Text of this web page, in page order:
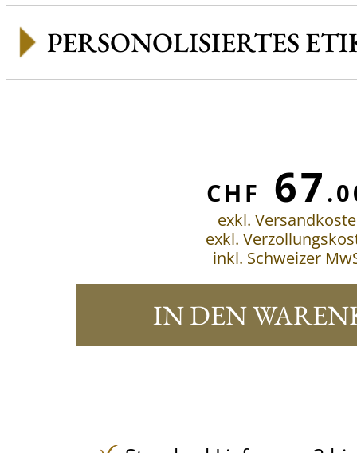
PERSONOLISIERTES
CHF 67
exkl.
exkl.
inkl. Schweizer
IN DEN